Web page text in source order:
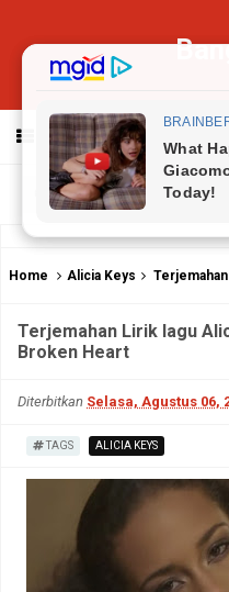
MENU
Home Alicia Keys Terjemahan
Terjemahan Lirik lagu
Broken Heart
Diterbitkan Selasa, Agustus 06,
TAGS ALICIA KEYS